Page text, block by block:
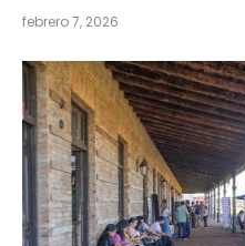
febrero 7, 2026